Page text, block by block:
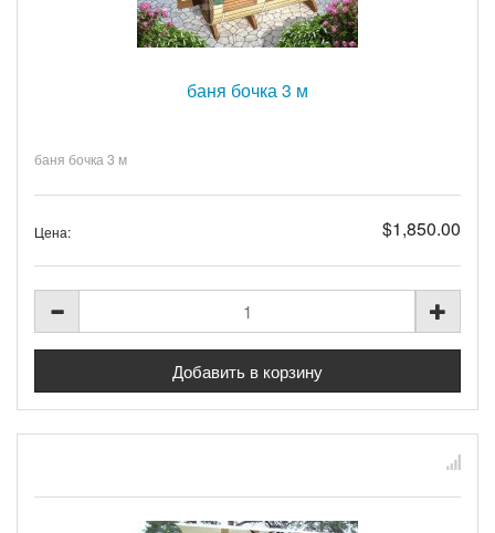
баня бочка 3 м
баня бочка 3 м
Цена: $1,850.00